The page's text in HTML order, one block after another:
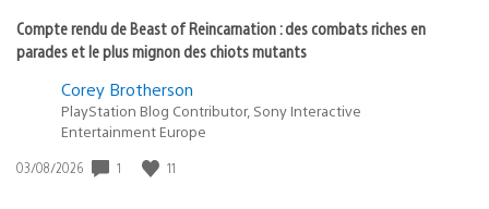
Compte rendu de Beast of Reincarnation : des combats riches en
parades et le plus mignon des chiots mutants
Corey Brotherson
PlayStation Blog Contributor, Sony Interactive
Entertainment Europe
Date
03/08/2026 1 11